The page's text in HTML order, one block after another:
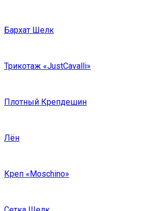
Бархат Шелк
Трикотаж «JustCavalli»
Плотный Крепдешин
Лён
Креп «Moschino»